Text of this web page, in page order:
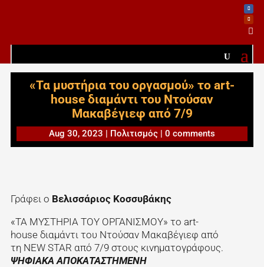

«Τα μυστήρια του οργασμού» το art-
house διαμάντι του Ντούσαν
Μακαβέγιεφ από 7/9
Aug 30, 2023 | Πολιτισμός | 0 comments
Γράφει ο Βελισσάριος Κοσσυβάκης
«ΤΑ ΜΥΣΤΗΡΙΑ ΤΟΥ ΟΡΓΑΝΙΣΜΟΥ» το art-
house διαμάντι του Ντούσαν Μακαβέγιεφ από
τη NEW STAR από 7/9 στους κινηματογράφους.
ΨΗΦΙΑΚΑ ΑΠΟΚΑΤΑΣΤΗΜΕΝΗ